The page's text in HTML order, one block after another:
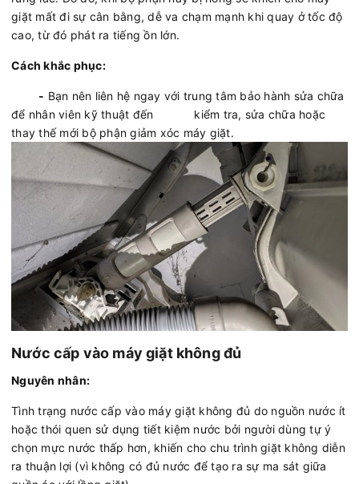
giặt mất đi sự cân bằng, dễ va chạm mạnh khi quay ở tốc độ
cao, từ đó phát ra tiếng ồn lớn.
Cách khắc phục:
- Bạn nên liên hệ ngay với trung tâm bảo hành sửa chữa
để nhân viên kỹ thuật đến kiểm tra, sửa chữa hoặc
thay thế mới bộ phận giảm xóc máy giặt.
Nước cấp vào máy giặt không đủ
Nguyên nhân:
Tình trạng nước cấp vào máy giặt không đủ do nguồn nước ít
hoặc thói quen sử dụng tiết kiệm nước bởi người dùng tự ý
chọn mực nước thấp hơn, khiến cho chu trình giặt không diễn
ra thuận lợi (vì không có đủ nước để tạo ra sự ma sát giữa